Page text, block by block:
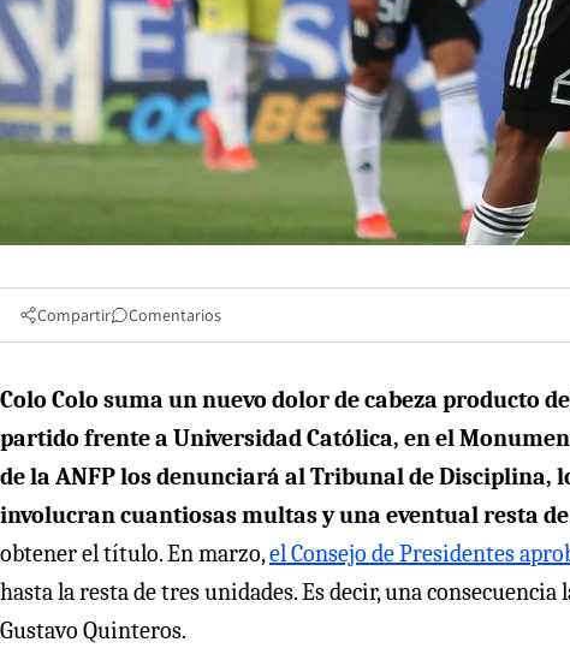
Compartir Comentarios
Colo Colo suma un nuevo dolor de cabeza producto
partido frente a Universidad Católica, en el
de la ANFP los denunciará al Tribunal de Disciplina,
involucran cuantiosas multas y una eventual resta
obtener el título. En marzo,el Consejo de Presidentes
hasta la resta de tres unidades. Es decir, una
Gustavo Quinteros.